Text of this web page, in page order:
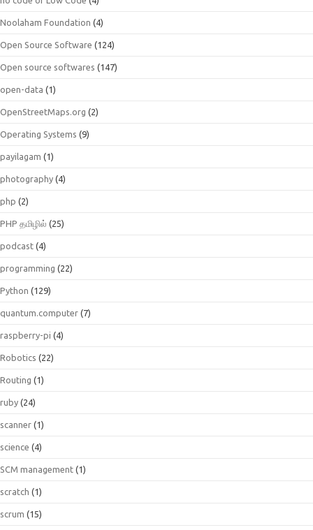
Noolaham Foundation (4)
Open Source Software (124)
Open source softwares (147)
open-data (1)
OpenStreetMaps.org (2)
Operating Systems (9)
payilagam (1)
photography (4)
php (2)
PHP தமிழில் (25)
podcast (4)
programming (22)
Python (129)
quantum.computer (7)
raspberry-pi (4)
Robotics (22)
Routing (1)
ruby (24)
scanner (1)
science (4)
SCM management (1)
scratch (1)
scrum (15)